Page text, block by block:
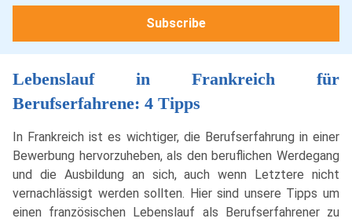
Lebenslauf in Frankreich für
Berufserfahrene: 4 Tipps
In Frankreich ist es wichtiger, die Berufserfahrung in einer
Bewerbung hervorzuheben, als den beruflichen Werdegang
und die Ausbildung an sich, auch wenn Letztere nicht
vernachlässigt werden sollten. Hier sind unsere Tipps um
einen französischen Lebenslauf als Berufserfahrener zu